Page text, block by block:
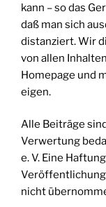
kann – so das
daß man sich
distanziert. Wir
von allen
Homepage und
eigen.
Alle Beiträge
Verwertung
e. V. Eine
nicht